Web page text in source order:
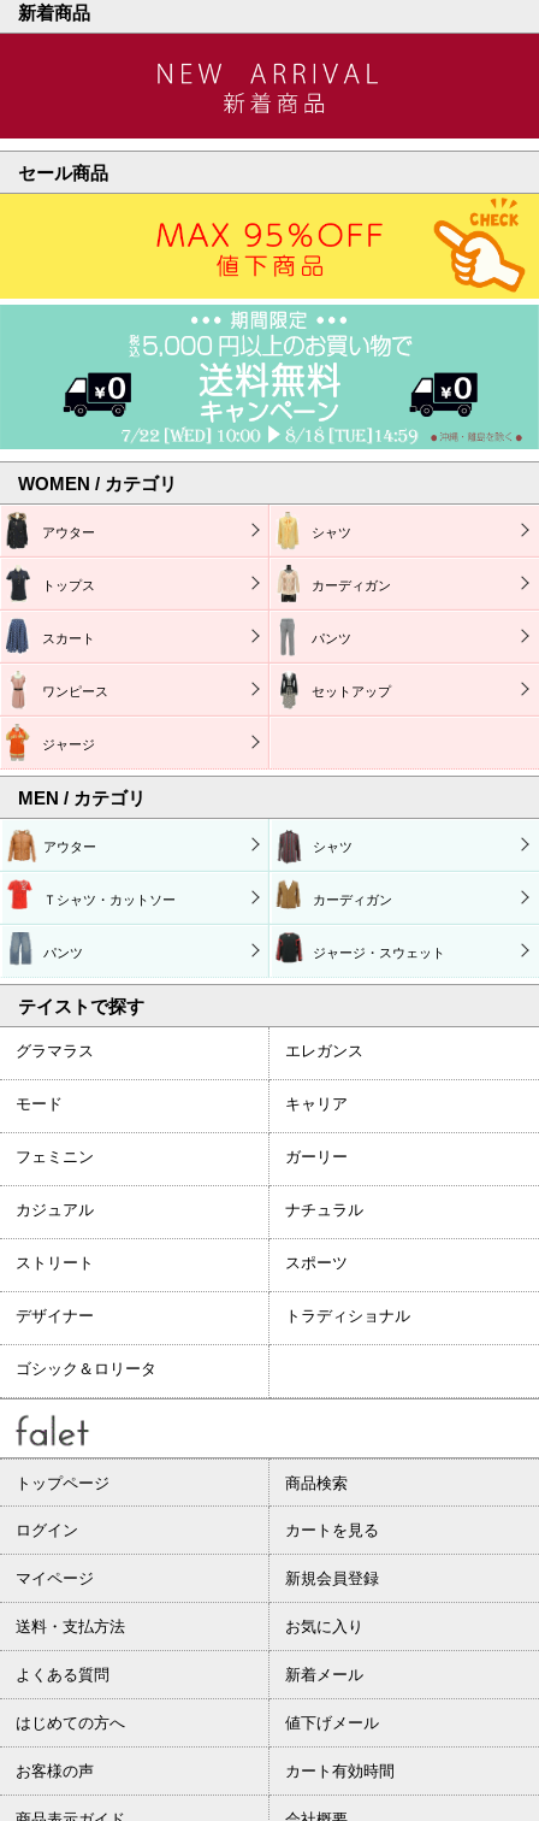
新着商品
セール商品
WOMEN / カテゴリ
アウター シャツ
トップス カーディガン
スカート パンツ
ワンピース セットアップ
ジャージ
MEN / カテゴリ
アウター シャツ
Ｔシャツ・カットソー カーディガン
パンツ ジャージ・スウェット
テイストで探す
グラマラス エレガンス
モード キャリア
フェミニン ガーリー
カジュアル ナチュラル
ストリート スポーツ
デザイナー トラディショナル
ゴシック＆ロリータ
トップページ 商品検索
ログイン カートを見る
マイページ 新規会員登録
送料・支払方法 お気に入り
よくある質問 新着メール
はじめての方へ 値下げメール
お客様の声 カート有効時間